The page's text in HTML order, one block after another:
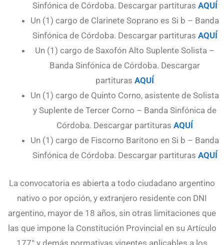
Sinfónica de Córdoba. Descargar partituras AQUÍ
Un (1) cargo de Clarinete Soprano es Si b – Banda
Sinfónica de Córdoba. Descargar partituras AQUÍ
Un (1) cargo de Saxofón Alto Suplente Solista –
Banda Sinfónica de Córdoba. Descargar
partituras AQUÍ
Un (1) cargo de Quinto Corno, asistente de Solista
y Suplente de Tercer Corno – Banda Sinfónica de
Córdoba. Descargar partituras AQUÍ
Un (1) cargo de Fiscorno Barítono en Si b – Banda
Sinfónica de Córdoba. Descargar partituras AQUÍ
La convocatoria es abierta a todo ciudadano argentino
nativo o por opción, y extranjero residente con DNI
argentino, mayor de 18 años, sin otras limitaciones que
las que impone la Constitución Provincial en su Artículo
177° y demás normativas vigentes aplicables a los